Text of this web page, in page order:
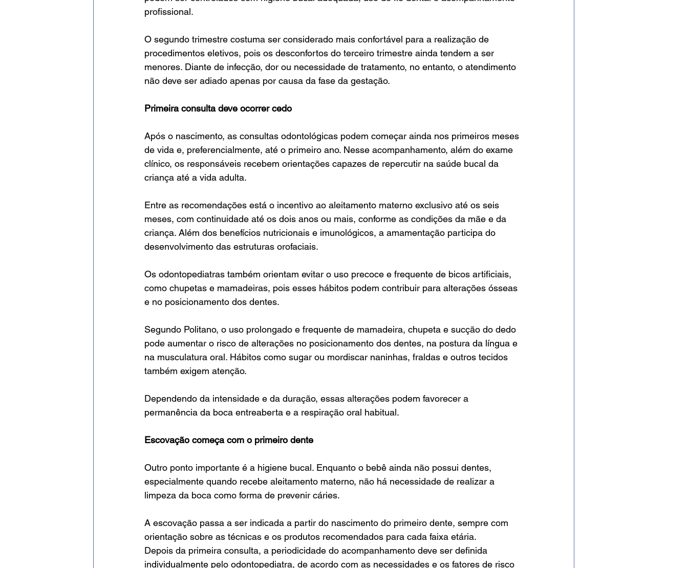
profissional.
O segundo trimestre costuma ser considerado mais confortável para a realização de
procedimentos eletivos, pois os desconfortos do terceiro trimestre ainda tendem a ser
menores. Diante de infecção, dor ou necessidade de tratamento, no entanto, o atendimento
não deve ser adiado apenas por causa da fase da gestação.
Primeira consulta deve ocorrer cedo
Após o nascimento, as consultas odontológicas podem começar ainda nos primeiros meses
de vida e, preferencialmente, até o primeiro ano. Nesse acompanhamento, além do exame
clínico, os responsáveis recebem orientações capazes de repercutir na saúde bucal da
criança até a vida adulta.
Entre as recomendações está o incentivo ao aleitamento materno exclusivo até os seis
meses, com continuidade até os dois anos ou mais, conforme as condições da mãe e da
criança. Além dos benefícios nutricionais e imunológicos, a amamentação participa do
desenvolvimento das estruturas orofaciais.
Os odontopediatras também orientam evitar o uso precoce e frequente de bicos artificiais,
como chupetas e mamadeiras, pois esses hábitos podem contribuir para alterações ósseas
e no posicionamento dos dentes.
Segundo Politano, o uso prolongado e frequente de mamadeira, chupeta e sucção do dedo
pode aumentar o risco de alterações no posicionamento dos dentes, na postura da língua e
na musculatura oral. Hábitos como sugar ou mordiscar naninhas, fraldas e outros tecidos
também exigem atenção.
Dependendo da intensidade e da duração, essas alterações podem favorecer a
permanência da boca entreaberta e a respiração oral habitual.
Escovação começa com o primeiro dente
Outro ponto importante é a higiene bucal. Enquanto o bebê ainda não possui dentes,
especialmente quando recebe aleitamento materno, não há necessidade de realizar a
limpeza da boca como forma de prevenir cáries.
A escovação passa a ser indicada a partir do nascimento do primeiro dente, sempre com
orientação sobre as técnicas e os produtos recomendados para cada faixa etária.
Depois da primeira consulta, a periodicidade do acompanhamento deve ser definida
individualmente pelo odontopediatra, de acordo com as necessidades e os fatores de risco